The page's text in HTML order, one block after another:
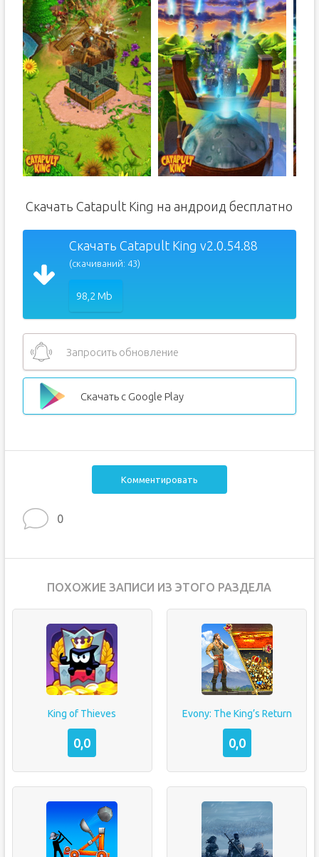
Скачать Catapult King на андроид бесплатно
Скачать Catapult King v2.0.54.88
(скачиваний: 43)
98,2 Mb
Запросить обновление
Скачать с Google Play
Комментировать
0
ПОХОЖИЕ ЗАПИСИ ИЗ ЭТОГО РАЗДЕЛА
King of Thieves
0,0
Evony: The King’s Return
0,0